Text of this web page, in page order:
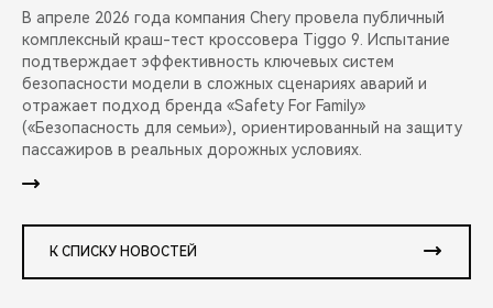
В апреле 2026 года компания Chery провела публичный
комплексный краш-тест кроссовера Tiggo 9. Испытание
подтверждает эффективность ключевых систем
безопасности модели в сложных сценариях аварий и
отражает подход бренда «Safety For Family»
(«Безопасность для семьи»), ориентированный на защиту
пассажиров в реальных дорожных условиях.
К СПИСКУ НОВОСТЕЙ